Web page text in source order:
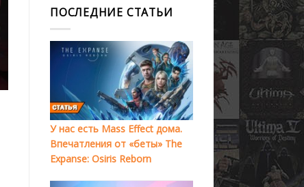
ПОСЛЕДНИЕ СТАТЬИ
У нас есть Mass Effect дома.
Впечатления от «беты» The
Expanse: Osiris Reborn